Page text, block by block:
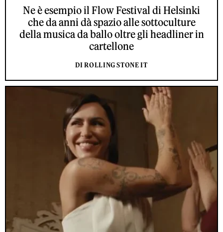
Ne è esempio il Flow Festival di Helsinki
che da anni dà spazio alle sottoculture
della musica da ballo oltre gli headliner in
cartellone
DI ROLLING STONE IT